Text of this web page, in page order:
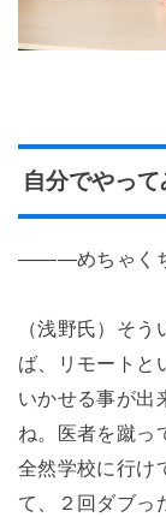
自分でやっ
―――めちゃくち
（浅野氏）そ
ば、リモートと
いかせる事が出
ね。医者を蹴っ
全然学校に行け
て、２回ダブっ